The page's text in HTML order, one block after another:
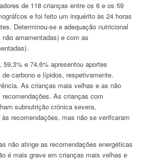
de 118 crianças entre os 6 e os 59
e foi feito um inquérito às 24 horas
Determinou-se a adequação nutricional
amamentadas) e com as
e 74,6% apresentou aportes
carbono e lípidos, respetivamente.
As crianças mais velhas e as não
As crianças com
subnutrição crónica severa,
recomendações, mas não se verifcaram
não atinge as recomendações energéticas
é mais grave em crianças mais velhas e